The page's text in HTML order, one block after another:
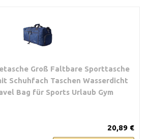
Groß Faltbare Sporttasche
Schuhfach Taschen Wasserdicht
Bag für Sports Urlaub Gym
20,89 €